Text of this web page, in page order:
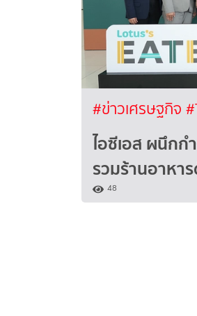
#ข่าวเศรษฐกิจ
ไอซีเอส ผนึกก
รวมร้านอาหา
48